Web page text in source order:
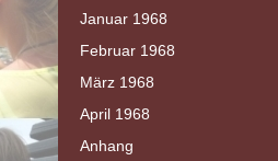
Januar 1968
Februar 1968
März 1968
April 1968
Anhang